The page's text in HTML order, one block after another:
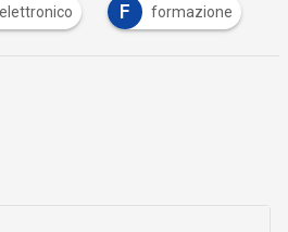
F fse PNRR T